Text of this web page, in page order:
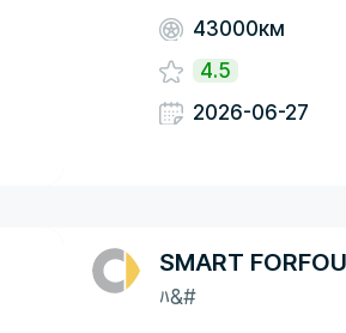
43000км
4.5
2026-06-27
SMART
ﾊ&#